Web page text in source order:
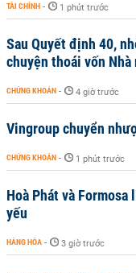
TÀI CHÍNH - 1 phút trước
Sau Quyết định 40,
chuyện thoái vốn Nhà
CHỨNG KHOÁN - 4 giờ trước
Vingroup chuyển
CHỨNG KHOÁN - 1 phút trước
Hoà Phát và
yếu
HÀNG HÓA - 3 giờ trước